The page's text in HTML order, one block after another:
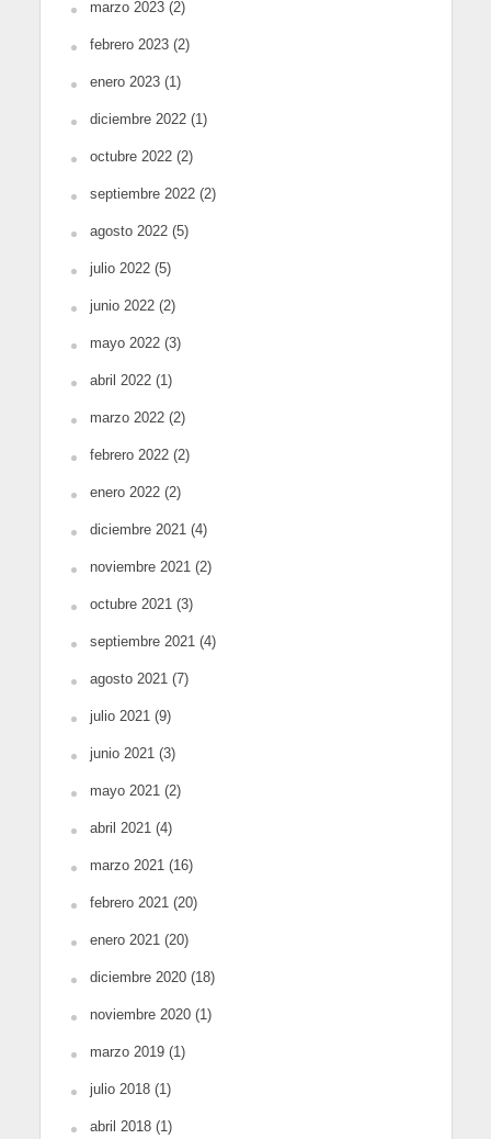
marzo 2023(2)
febrero 2023(2)
enero 2023(1)
diciembre 2022(1)
octubre 2022(2)
septiembre 2022(2)
agosto 2022(5)
julio 2022(5)
junio 2022(2)
mayo 2022(3)
abril 2022(1)
marzo 2022(2)
febrero 2022(2)
enero 2022(2)
diciembre 2021 (4)
noviembre 2021 (2)
octubre 2021 (3)
septiembre 2021 (4)
agosto 2021 (7)
julio 2021 (9)
junio 2021 (3)
mayo 2021 (2)
abril 2021 (4)
marzo 2021 (16)
febrero 2021 (20)
enero 2021 (20)
diciembre 2020(18)
noviembre 2020(1)
marzo 2019(1)
julio 2018(1)
abril 2018(1)